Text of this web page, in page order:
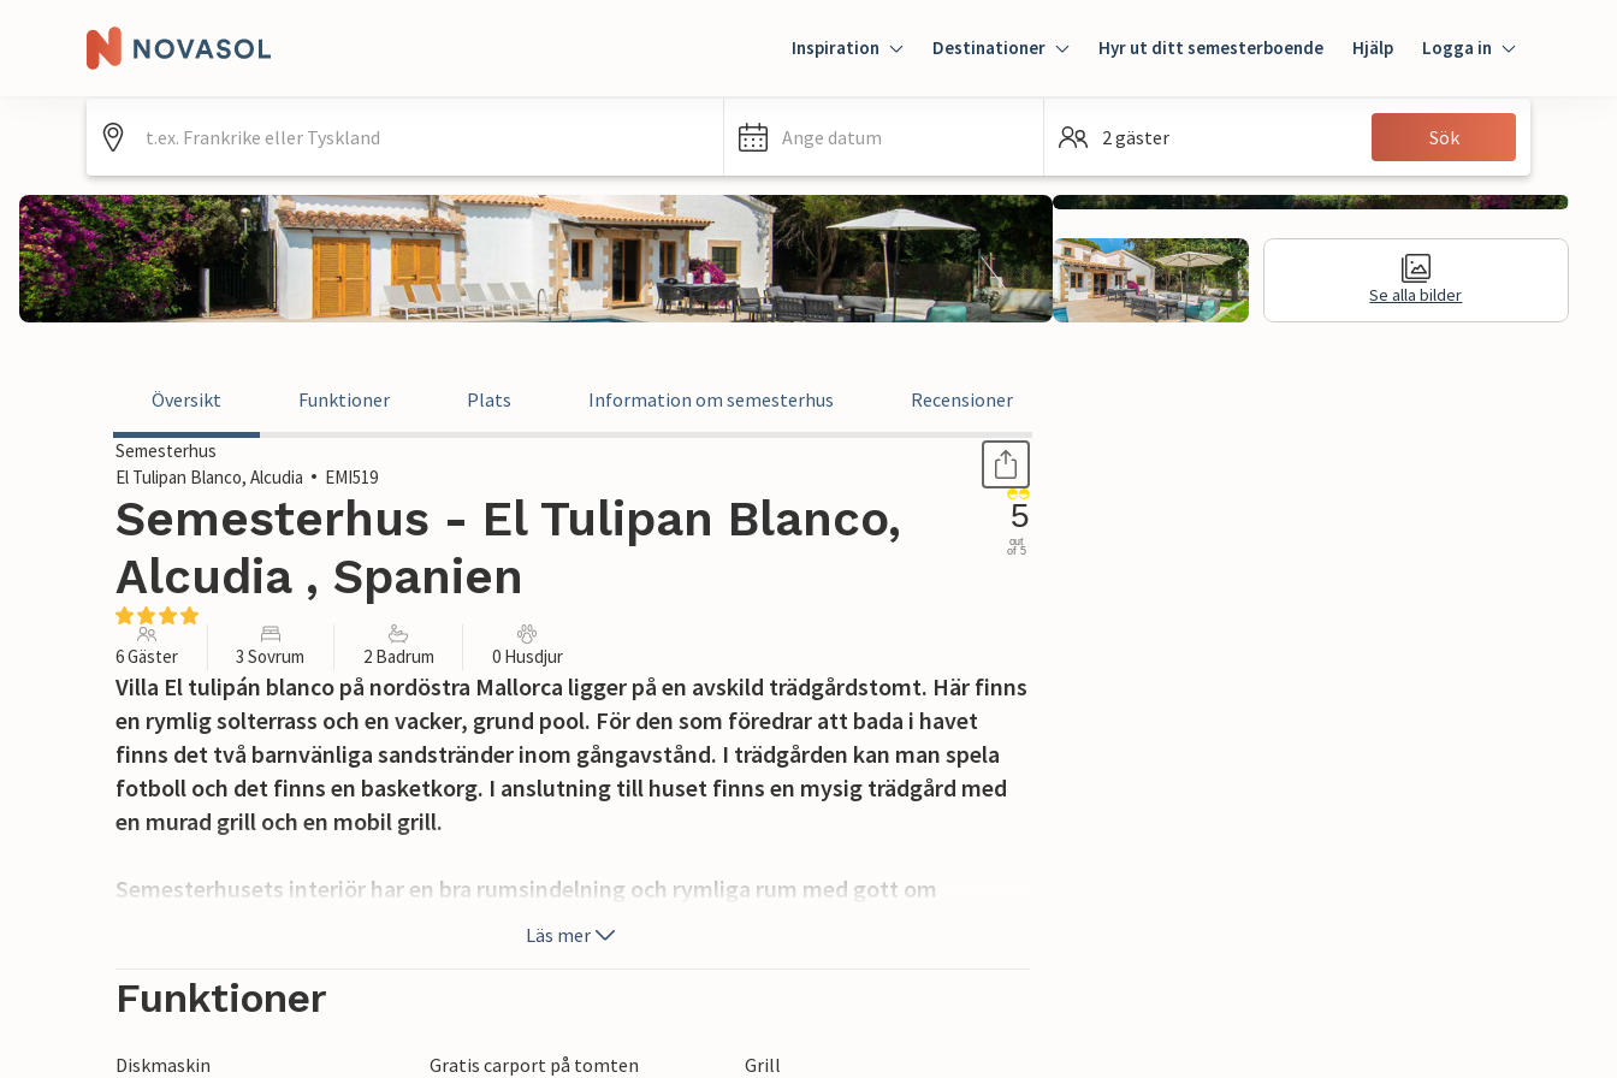
Inspiration Destinationer Hyr ut ditt semesterboende Hjälp Logga in
Gäst
Ange datum 2 gäster Sök
Se alla bilder
Översikt Funktioner Plats Information om semesterhus Recensioner
Semesterhus
El Tulipan Blanco, Alcudia
EMI519
Semesterhus - El Tulipan Blanco,
Alcudia , Spanien
5
out
of 5
6 Gäster 3 Sovrum 2 Badrum 0 Husdjur
Villa El tulipán blanco på nordöstra Mallorca ligger på en avskild trädgårdstomt. Här finns
en rymlig solterrass och en vacker, grund pool. För den som föredrar att bada i havet
finns det två barnvänliga sandstränder inom gångavstånd. I trädgården kan man spela
fotboll och det finns en basketkorg. I anslutning till huset finns en mysig trädgård med
en murad grill och en mobil grill.
Semesterhusets interiör har en bra rumsindelning och rymliga rum med gott om
naturligt ljus. Vardagsrummet är inrett med en mysig soffa och moderna sittmöbler.
trappsteg upp finns en ljus, trevlig matsal med tillgång till ett rymligt, fullt utrustat kök
terrassen. De tre dubbelrummen är mycket rymliga och utrustade med garderober och
Läs mer
Funktioner
Diskmaskin Gratis carport på tomten
Grill